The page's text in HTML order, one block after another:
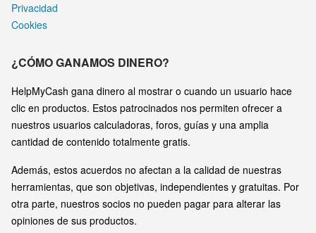
Privacidad
Cookies
¿CÓMO GANAMOS DINERO?
HelpMyCash gana dinero al mostrar o cuando un usuario hace
clic en productos. Estos patrocinados nos permiten ofrecer a
nuestros usuarios calculadoras, foros, guías y una amplia
cantidad de contenido totalmente gratis.
Además, estos acuerdos no afectan a la calidad de nuestras
herramientas, que son objetivas, independientes y gratuitas. Por
otra parte, nuestros socios no pueden pagar para alterar las
opiniones de sus productos.